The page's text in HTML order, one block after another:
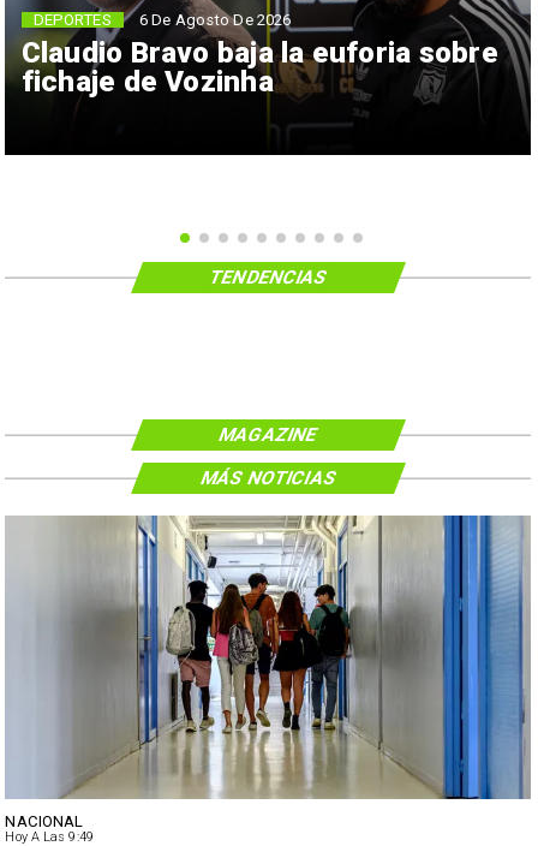
Claudio Bravo baja la euforia sobre
fichaje de Vozinha
DEPORTES 6 De Agosto De 2026
TENDENCIAS
MAGAZINE
REGIONES
Hoy A Las 9:49
MÁS NOTICIAS